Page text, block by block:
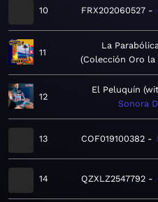
10 FRX202060527
11
La
Colección Oro la
12
El Peluquín
Sonora
13 COF019100382
14 QZXLZ2547792